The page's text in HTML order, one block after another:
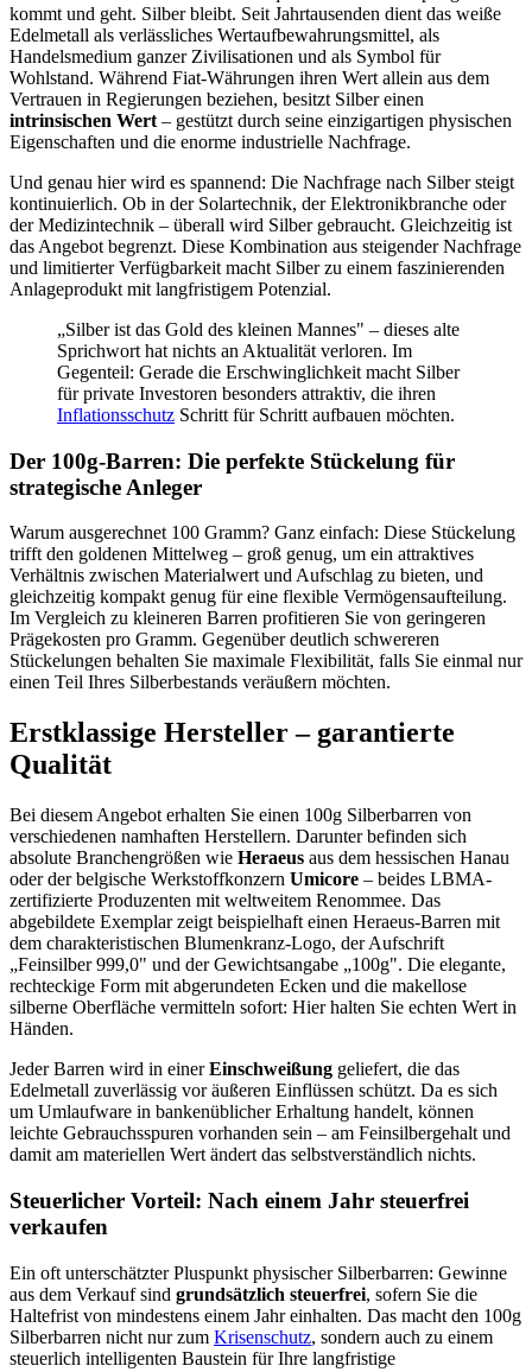
kommt und geht. Silber bleibt. Seit Jahrtausenden dient das weiße
Edelmetall als verlässliches Wertaufbewahrungsmittel, als
Handelsmedium ganzer Zivilisationen und als Symbol für
Wohlstand. Während Fiat-Währungen ihren Wert allein aus dem
Vertrauen in Regierungen beziehen, besitzt Silber einen
intrinsischen Wert – gestützt durch seine einzigartigen physischen
Eigenschaften und die enorme industrielle Nachfrage.
Und genau hier wird es spannend: Die Nachfrage nach Silber steigt
kontinuierlich. Ob in der Solartechnik, der Elektronikbranche oder
der Medizintechnik – überall wird Silber gebraucht. Gleichzeitig ist
das Angebot begrenzt. Diese Kombination aus steigender Nachfrage
und limitierter Verfügbarkeit macht Silber zu einem faszinierenden
Anlageprodukt mit langfristigem Potenzial.
„Silber ist das Gold des kleinen Mannes" – dieses alte
Sprichwort hat nichts an Aktualität verloren. Im
Gegenteil: Gerade die Erschwinglichkeit macht Silber
für private Investoren besonders attraktiv, die ihren
Inflationsschutz Schritt für Schritt aufbauen möchten.
Der 100g-Barren: Die perfekte Stückelung für
strategische Anleger
Warum ausgerechnet 100 Gramm? Ganz einfach: Diese Stückelung
trifft den goldenen Mittelweg – groß genug, um ein attraktives
Verhältnis zwischen Materialwert und Aufschlag zu bieten, und
gleichzeitig kompakt genug für eine flexible Vermögensaufteilung.
Im Vergleich zu kleineren Barren profitieren Sie von geringeren
Prägekosten pro Gramm. Gegenüber deutlich schwereren
Stückelungen behalten Sie maximale Flexibilität, falls Sie einmal nur
einen Teil Ihres Silberbestands veräußern möchten.
Erstklassige Hersteller – garantierte
Qualität
Bei diesem Angebot erhalten Sie einen 100g Silberbarren von
verschiedenen namhaften Herstellern. Darunter befinden sich
absolute Branchengrößen wie Heraeus aus dem hessischen Hanau
oder der belgische Werkstoffkonzern Umicore – beides LBMA-
zertifizierte Produzenten mit weltweitem Renommee. Das
abgebildete Exemplar zeigt beispielhaft einen Heraeus-Barren mit
dem charakteristischen Blumenkranz-Logo, der Aufschrift
„Feinsilber 999,0" und der Gewichtsangabe „100g". Die elegante,
rechteckige Form mit abgerundeten Ecken und die makellose
silberne Oberfläche vermitteln sofort: Hier halten Sie echten Wert in
Händen.
Jeder Barren wird in einerEinschweißung geliefert, die das
Edelmetall zuverlässig vor äußeren Einflüssen schützt. Da es sich
um Umlaufware in bankenüblicher Erhaltung handelt, können
leichte Gebrauchsspuren vorhanden sein – am Feinsilbergehalt und
damit am materiellen Wert ändert das selbstverständlich nichts.
Steuerlicher Vorteil: Nach einem Jahr steuerfrei
verkaufen
Ein oft unterschätzter Pluspunkt physischer Silberbarren: Gewinne
aus dem Verkauf sind grundsätzlich steuerfrei, sofern Sie die
Haltefrist von mindestens einem Jahr einhalten. Das macht den 100g
Silberbarren nicht nur zum Krisenschutz, sondern auch zu einem
steuerlich intelligenten Baustein für Ihre langfristige